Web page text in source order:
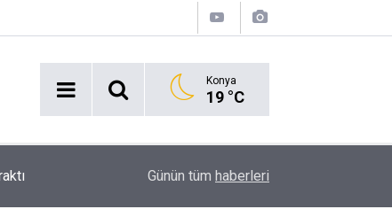
Konya
19 °C
Geri Sayım!
Günün tüm haberleri